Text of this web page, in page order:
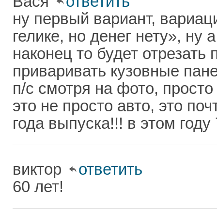
ну первый вариант,
гелике, но денег нету», ну
наконец то будет
приваривать кузовные
п/с смотря на фото, просто
это не просто авто, это
года выпуска!!! в этом году
виктор
ответить
60 лет!